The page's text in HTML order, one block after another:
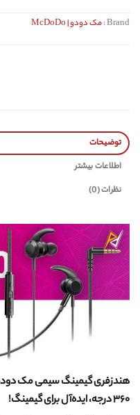
Brand : مک دودو | McDoDo
توضیحات
اطلاعات بیشتر
نظرات (0)
۳۶۰ درجه، ایده‌‌آل برای گیمینگ!